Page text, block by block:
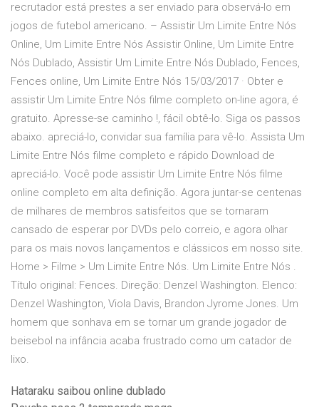
recrutador está prestes a ser enviado para observá-lo em
jogos de futebol americano. – Assistir Um Limite Entre Nós
Online, Um Limite Entre Nós Assistir Online, Um Limite Entre
Nós Dublado, Assistir Um Limite Entre Nós Dublado, Fences,
Fences online, Um Limite Entre Nós 15/03/2017 · Obter e
assistir Um Limite Entre Nós filme completo on-line agora, é
gratuito. Apresse-se caminho !, fácil obtê-lo. Siga os passos
abaixo. apreciá-lo, convidar sua família para vê-lo. Assista Um
Limite Entre Nós filme completo e rápido Download de
apreciá-lo. Você pode assistir Um Limite Entre Nós filme
online completo em alta definição. Agora juntar-se centenas
de milhares de membros satisfeitos que se tornaram
cansado de esperar por DVDs pelo correio, e agora olhar
para os mais novos lançamentos e clássicos em nosso site.
Home > Filme > Um Limite Entre Nós. Um Limite Entre Nós .
Título original: Fences. Direção: Denzel Washington. Elenco:
Denzel Washington, Viola Davis, Brandon Jyrome Jones. Um
homem que sonhava em se tornar um grande jogador de
beisebol na infância acaba frustrado como um catador de
lixo.
Hataraku saibou online dublado